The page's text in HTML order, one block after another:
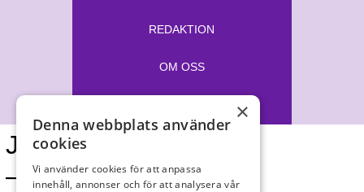
REDAKTION
OM OSS
JULKRYSS
– 2023
×
Denna webbplats använder
cookies
Vi använder cookies för att anpassa
innehåll, annonser och för att analysera vår